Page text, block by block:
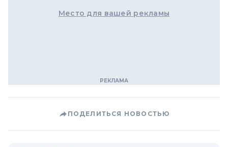
Место для вашей рекламы
ПОДЕЛИТЬСЯ НОВОСТЬЮ